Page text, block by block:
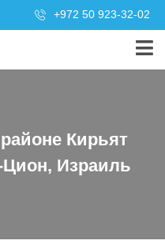
+972 50 923-32-02
Кирьят
Израиль